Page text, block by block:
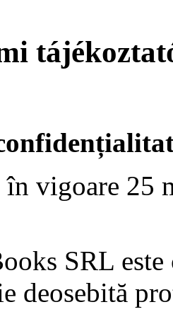
vigoare 25
SRL
deosebită